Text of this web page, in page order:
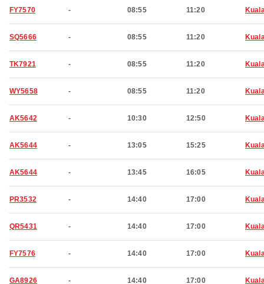
FY7570 - 08:55 11:20
SQ5666 - 08:55 11:20
TK7921 - 08:55 11:20
WY5658 - 08:55 11:20
AK5642 - 10:30 12:50
AK5644 - 13:05 15:25
AK5644 - 13:45 16:05
PR3532 - 14:40 17:00
QR5431 - 14:40 17:00
FY7576 - 14:40 17:00
GA8926 - 14:40 17:00